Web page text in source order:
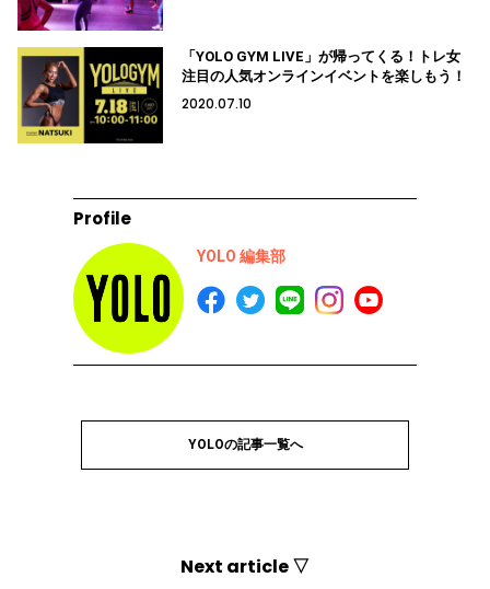
「YOLO GYM LIVE」が帰ってくる！トレ女
注目の人気オンラインイベントを楽しもう！
2020.07.10
Profile
YOLO 編集部
YOLOの記事一覧へ
Next article ▽